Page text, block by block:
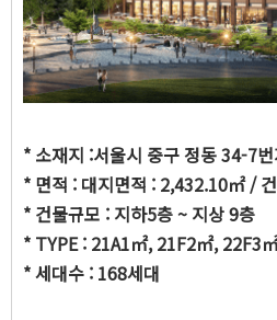
* 소재지 :서울시 중구 정동 34-7
* 면적 : 대지면적 : 2,432.10㎡ /
* 건물규모 : 지하5층 ~ 지상 9층
* TYPE : 21A1㎡, 21F2㎡, 22F3
* 세대수 : 168세대